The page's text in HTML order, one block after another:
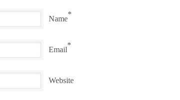
Name
*
Email
*
Website